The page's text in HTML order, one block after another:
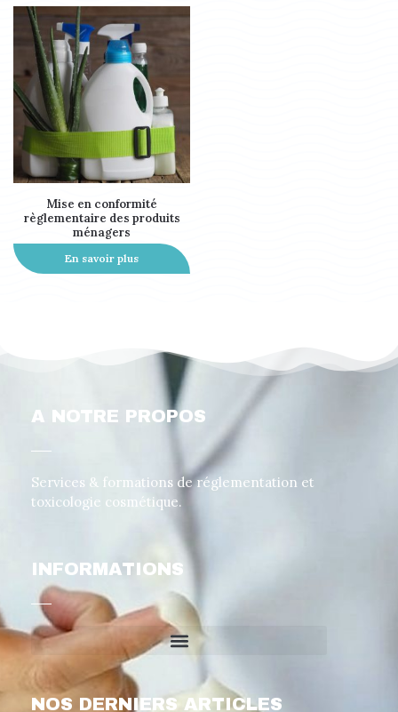
Mise en conformité
règlementaire des produits
ménagers
En savoir plus
A NOTRE PROPOS
Services & formations de réglementation et
toxicologie cosmétique.
INFORMATIONS
NOS DERNIERS ARTICLES